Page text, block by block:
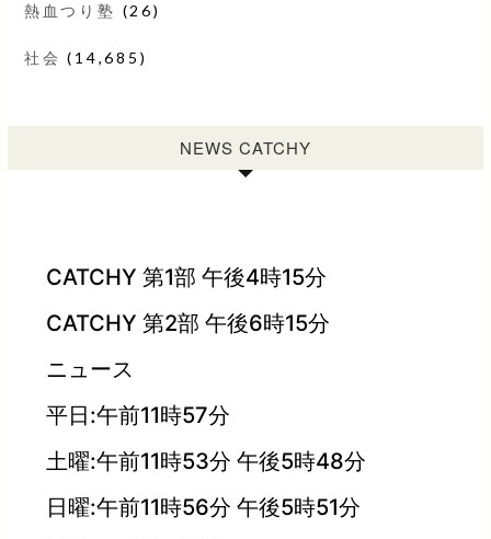
熱血つり塾 (26)
社会 (14,685)
NEWS CATCHY
CATCHY 第1部 午後4時15分
CATCHY 第2部 午後6時15分
ニュース
平日:午前11時57分
土曜:午前11時53分 午後5時48分
日曜:午前11時56分 午後5時51分